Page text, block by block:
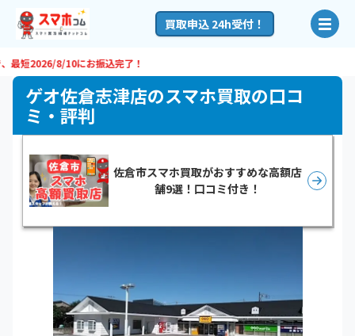
買取申込 24h受付！
2026/8/10にお振込完了！
ゲオ佐倉志津店のスマホ買取の口コ
ミ・評判
佐倉市スマホ買取がおすすめな高額店
舗9選！口コミ付き！